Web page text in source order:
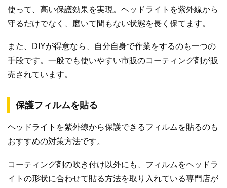
使って、高い保護効果を実現。ヘッドライトを紫外線から
守るだけでなく、磨いて間もない状態を長く保てます。
また、DIYが得意なら、自分自身で作業をするのも一つの
手段です。一般でも使いやすい市販のコーティング剤が販
売されています。
保護フィルムを貼る
ヘッドライトを紫外線から保護できるフィルムを貼るのも
おすすめの対策方法です。
コーティング剤の吹き付け以外にも、フィルムをヘッドラ
イトの形状に合わせて貼る方法を取り入れている専門店が